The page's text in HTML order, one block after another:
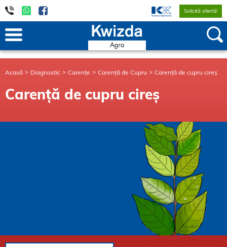
Solicită ofertă!
Acasă Diagnostic Carențe Carență de Cupru Carență de cupru cireș
Carență de cupru cireș